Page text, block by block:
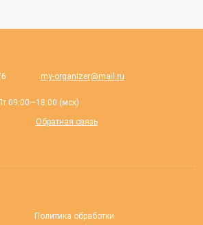
my-organizer@mail.ru
09:00—18:00 (мск)
Обратная связь
Политика обработки